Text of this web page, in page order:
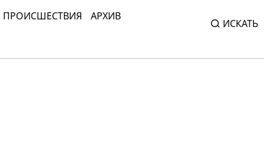
ПРОИСШЕСТВИЯ АРХИВ
ИСКАТЬ